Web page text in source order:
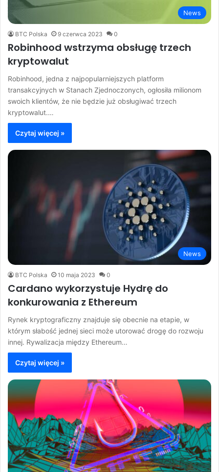
News
BTC Polska 9 czerwca 2023 0
Robinhood wstrzyma obsługę trzech
kryptowalut
Robinhood, jedna z najpopularniejszych platform
transakcyjnych w Stanach Zjednoczonych, ogłosiła milionom
swoich klientów, że nie będzie już obsługiwać trzech
kryptowalut.…
Czytaj więcej »
News
BTC Polska 10 maja 2023 0
Cardano wykorzystuje Hydrę do
konkurowania z Ethereum
Rynek kryptograficzny znajduje się obecnie na etapie, w
którym słabość jednej sieci może utorować drogę do rozwoju
innej. Rywalizacja między Ethereum…
Czytaj więcej »